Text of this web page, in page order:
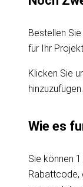
Bestellen
für Ihr
Klicken Sie
hinzuzufügen.
Wie es
Sie können
Rabattcode,